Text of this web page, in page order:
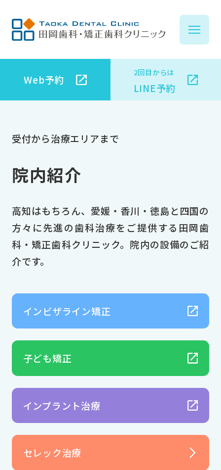
Web予約
2回目からは
LINE予約
イ
診
一
医
受付から治療エリアまで
院内紹介
高知はもちろん、愛媛・香川・徳島と四国の
方々に先進の歯科治療をご提供する田岡歯
科・矯正歯科クリニック。院内の設備のご紹
介です。
インビザライン矯正
子ども矯正
インプラント治療
セレック治療